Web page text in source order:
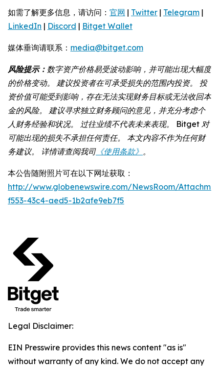
如需了解更多信息，请访问： 官网 | Twitter | Telegram |
LinkedIn | Discord | Bitget Wallet
媒体垂询请联系： media@bitget.com
风险提示： 数字资产价格易受波动影响，并可能出现大幅度
的价格变动。 建议投资者在可承受损失的范围内投资。 投
资价值可能受到影响，存在无法实现财务目标或无法收回本
金的风险。 建议寻求独立财务顾问的意见，并充分考虑个
人财务经验和状况。 过往业绩不代表未来表现。 Bitget 对
可能出现的损失不承担任何责任。 本文内容不作为任何财
务建议。 详情请查阅我司《使用条款》 。
本公告随附照片可在以下网址获取：
http://www.globenewswire.com/NewsRoom/
f553-43c4-aed5-1b2afe9eb7f5
Legal Disclaimer:
EIN Presswire provides this news content "as is"
without warranty of any kind. We do not accept any